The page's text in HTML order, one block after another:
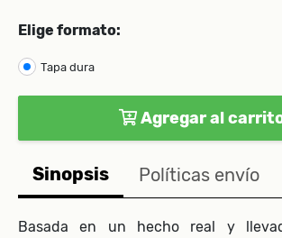
Elige formato:
Tapa dura
Agregar al
Sinopsis Políticas envío
Basada en un hecho real y